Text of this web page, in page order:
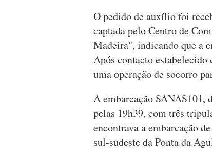
O pedido de auxílio foi
captada pelo Centro de
Madeira", indicando que a
Após contacto
uma operação de socorro
A embarcação SANAS101,
pelas 19h39, com três
encontrava a embarcação
sul-sudeste da Ponta da